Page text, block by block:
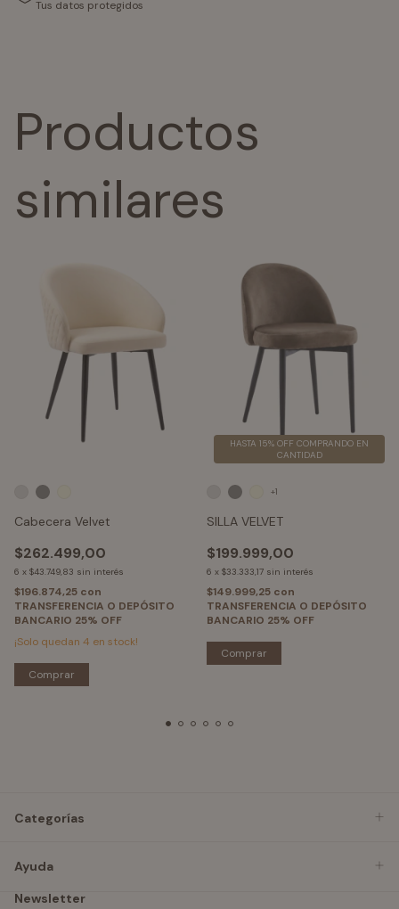
Tus datos protegidos
Productos
similares
Cabecera Velvet
$262.499,00
6 x $43.749,83 sin interés
$196.874,25 con
TRANSFERENCIA O DEPÓSITO
BANCARIO 25% OFF
¡Solo quedan 4 en stock!
Comprar
HASTA 15% OFF COMPRANDO EN
CANTIDAD
SILLA VELVET
$199.999,00
6 x $33.333,17 sin interés
$149.999,25 con
TRANSFERENCIA O DEPÓSITO
BANCARIO 25% OFF
+1
Comprar
Categorías
Ayuda
Newsletter